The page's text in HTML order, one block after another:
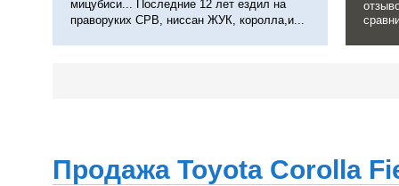
мицубиси... Последние 12 лет ездил на
праворуких СРВ, ниссан ЖУК, королла,и...
Продажа Toyota Corolla